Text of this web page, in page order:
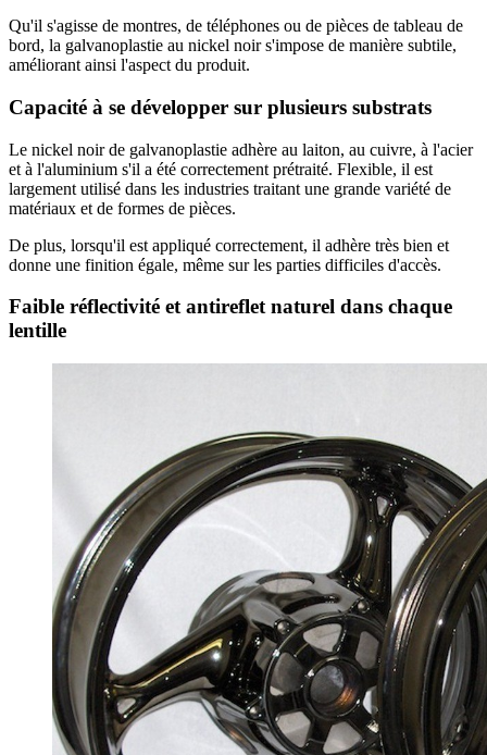
Qu'il s'agisse de montres, de téléphones ou de pièces de tableau de
bord, la galvanoplastie au nickel noir s'impose de manière subtile,
améliorant ainsi l'aspect du produit.
Capacité à se développer sur plusieurs substrats
Le nickel noir de galvanoplastie adhère au laiton, au cuivre, à l'acier
et à l'aluminium s'il a été correctement prétraité. Flexible, il est
largement utilisé dans les industries traitant une grande variété de
matériaux et de formes de pièces.
De plus, lorsqu'il est appliqué correctement, il adhère très bien et
donne une finition égale, même sur les parties difficiles d'accès.
Faible réflectivité et antireflet naturel dans chaque
lentille